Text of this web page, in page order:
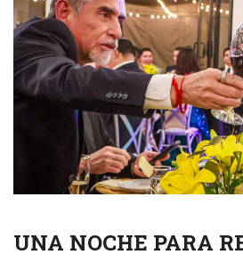
UNA NOCHE PARA